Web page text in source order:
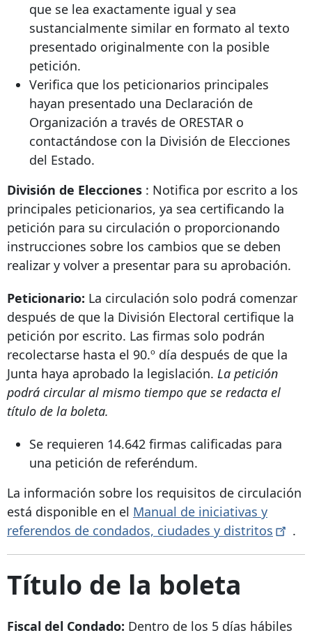
que se lea exactamente igual y sea
sustancialmente similar en formato al texto
presentado originalmente con la posible
petición.
Verifica que los peticionarios principales
hayan presentado una Declaración de
Organización a través de ORESTAR o
contactándose con la División de Elecciones
del Estado.
División de Elecciones : Notifica por escrito a los
principales peticionarios, ya sea certificando la
petición para su circulación o proporcionando
instrucciones sobre los cambios que se deben
realizar y volver a presentar para su aprobación.
Peticionario: La circulación solo podrá comenzar
después de que la División Electoral certifique la
petición por escrito. Las firmas solo podrán
recolectarse hasta el 90.º día después de que la
Junta haya aprobado la legislación. La petición
podrá circular al mismo tiempo que se redacta el
título de la boleta.
Se requieren 14.642 firmas calificadas para
una petición de referéndum.
La información sobre los requisitos de circulación
está disponible en el Manual de iniciativas y
referendos de condados, ciudades y distritos .
Título de la boleta
Fiscal del Condado: Dentro de los 5 días hábiles